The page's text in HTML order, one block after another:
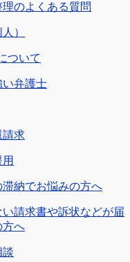
のよくある質問
）
ついて
い弁護士
請求
納でお悩みの方へ
請求書や訴状などが届
方へ
談